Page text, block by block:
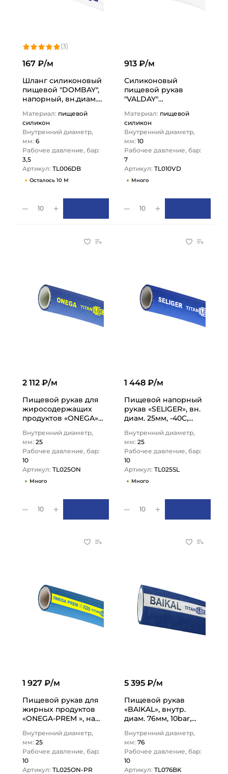
(3)
167 ₽/м
Шланг силиконовый
пищевой "DOMBAY",
напорный, вн.диам.
Материал: пищевой
силикон
Внутренний диаметр,
мм: 6
Рабочее давление, бар:
3,5
Артикул: TL006DB
Осталось 10 М
10
913 ₽/м
Силиконовый
пищевой рукав
"VALDAY"
нитью, -50 +200 C,
вн.диам. 10 мм,…
Материал: пищевой
силикон
Внутренний диаметр,
мм: 10
Рабочее давление, бар:
7
Артикул: TL010VD
Много
10
2 112 ₽/м
Пищевой рукав для
жиросодержащих
продуктов «ONEGA»,
25мм, 10bar, NBR,
TL025ON…
Внутренний диаметр,
мм: 25
Рабочее давление, бар:
10
Артикул: TL025ON
Много
10
1 448 ₽/м
Пищевой напорный
рукав «SELIGER», вн.
диам. 25мм, -40C,
TITAN…
Внутренний диаметр,
мм: 25
Рабочее давление, бар:
10
Артикул: TL025SL
Много
10
1 927 ₽/м
Пищевой рукав для
жирных продуктов
«ONEGA-PREM », нап/
10bar, NBR, TL025ON-
PR…
Внутренний диаметр,
мм: 25
Рабочее давление, бар:
10
Артикул: TL025ON-PR
5 395 ₽/м
Пищевой рукав
«BAIKAL», внутр.
диам. 76мм, 10bar,
TL076BK TITAN…
Внутренний диаметр,
мм: 76
Рабочее давление, бар:
10
Артикул: TL076BK